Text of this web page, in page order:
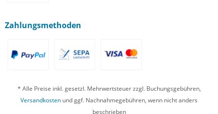
Zahlungsmethoden
* Alle Preise inkl. gesetzl. Mehrwertsteuer zzgl. Buchungsgebühren,
Versandkosten und ggf. Nachnahmegebühren, wenn nicht anders
beschrieben